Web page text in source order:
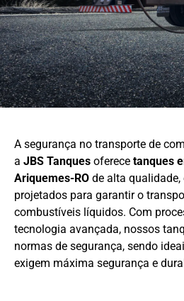
A segurança no transporte de
a JBS Tanques oferece tanques
Ariquemes-RO de alta
projetados para garantir o
combustíveis líquidos. Com
tecnologia avançada, nossos
normas de segurança, sendo
exigem máxima segurança e